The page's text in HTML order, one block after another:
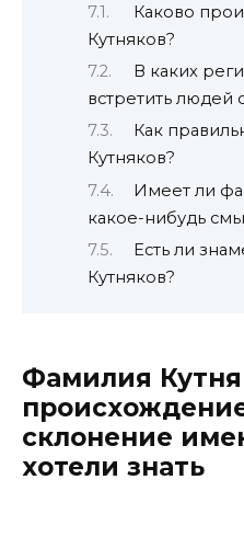
Каково
Кутняков?
В каких
встретить людей
Как
Кутняков?
Имеет ли
какое-нибудь
Есть ли
Кутняков?
Фамилия
склонение
хотели знать